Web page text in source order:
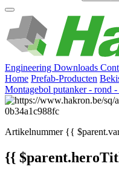
Engineering Downloads
Home Prefab-Producten
Montagebol putanker - rond -
Artikelnummer{{
{{